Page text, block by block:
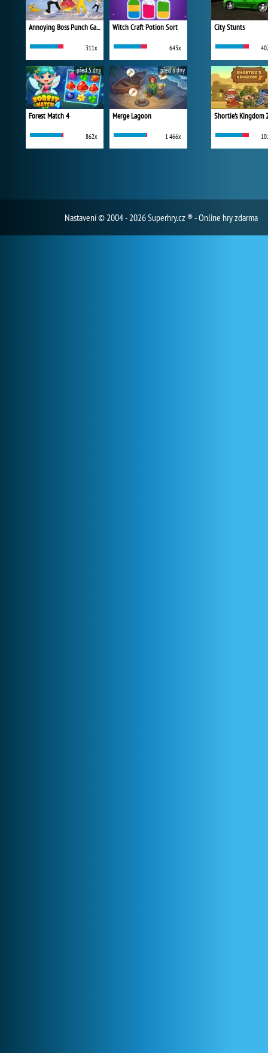
Annoying Boss Punch Game
311x
Witch Craft Potion Sort
643x
Forest Match 4
862x
před 5 dny
Merge Lagoon
1 466x
před 6 dny
City Stunts
Shortie's Kingdom
Nastavení© 2004 - 2026 Superhry.cz ® - Online hry zdarma